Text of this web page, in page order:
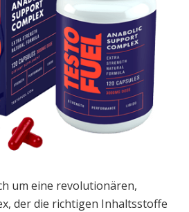
um eine revolutionären,
der die richtigen Inhaltsstoffe